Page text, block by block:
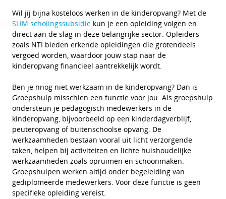
Wil jij bijna kosteloos werken in de kinderopvang? Met de
SLIM scholingssubsidie kun je een opleiding volgen en
direct aan de slag in deze belangrijke sector. Opleiders
zoals NTI bieden erkende opleidingen die grotendeels
vergoed worden, waardoor jouw stap naar de
kinderopvang financieel aantrekkelijk wordt.
Ben je nnog niet werkzaam in de kinderopvang? Dan is
Groepshulp misschien een functie voor jou. Als groepshulp
ondersteun je pedagogisch medewerkers in de
kinderopvang, bijvoorbeeld op een kinderdagverblijf,
peuteropvang of buitenschoolse opvang. De
werkzaamheden bestaan vooral uit licht verzorgende
taken, helpen bij activiteiten en lichte huishoudelijke
werkzaamheden zoals opruimen en schoonmaken.
Groepshulpen werken altijd onder begeleiding van
gediplomeerde medewerkers. Voor deze functie is geen
specifieke opleiding vereist.